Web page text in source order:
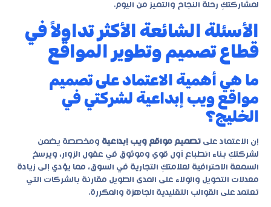
لمشاركتكِ رحلة النجاح والتميز من اليوم.
الأسئلة الشائعة الأكثر تداولاً في
قطاع تصميم وتطوير المواقع
ما هي أهمية الاعتماد على تصميم
مواقع ويب إبداعية لشركتي في
الخليج؟
إن الاعتماد على تصميم مواقع ويب إبداعية ومخصصة يضمن
لشركتكِ بناء انطباع أول قوي وموثوق في عقول الزوار، ويرسخ
السمعة الاحترافية لعلامتكِ التجارية في السوق، مما يؤدي إلى زيادة
معدلات التحويل والولاء على المدى الطويل مقارنة بالشركات التي
تعتمد على القوالب التقليدية الجاهزة والمكررة.